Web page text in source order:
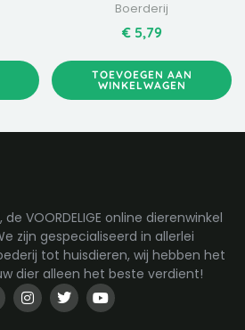
Boerderij
€5,79
TOEVOEGEN AAN
WINKELWAGEN
VOORDELIGE online dierenwinkel
zijn gespecialiseerd in allerlei
tot huisdieren, wij hebben het
dier alleen het beste verdient!
I
n
s
T
w
i
Y
o
u